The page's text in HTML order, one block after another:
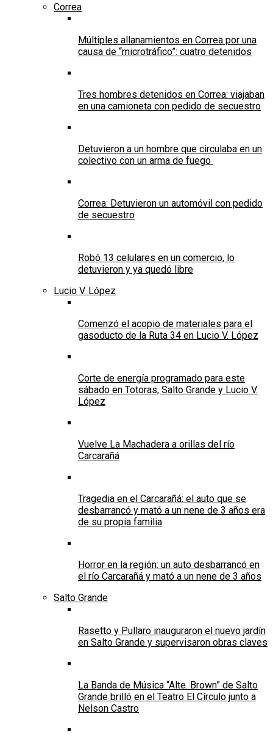
Correa
Múltiples allanamientos en Correa por una
causa de “microtráfico”: cuatro detenidos
Tres hombres detenidos en Correa: viajaban
en una camioneta con pedido de secuestro
Detuvieron a un hombre que circulaba en un
colectivo con un arma de fuego
Correa: Detuvieron un automóvil con pedido
de secuestro
Robó 13 celulares en un comercio, lo
detuvieron y ya quedó libre
Lucio V. López
Comenzó el acopio de materiales para el
gasoducto de la Ruta 34 en Lucio V. López
Corte de energía programado para este
sábado en Totoras, Salto Grande y Lucio V.
López
Vuelve La Machadera a orillas del río
Carcarañá
Tragedia en el Carcarañá: el auto que se
desbarrancó y mató a un nene de 3 años era
de su propia familia
Horror en la región: un auto desbarrancó en
el río Carcarañá y mató a un nene de 3 años
Salto Grande
Rasetto y Pullaro inauguraron el nuevo jardín
en Salto Grande y supervisaron obras claves
La Banda de Música “Alte. Brown” de Salto
Grande brilló en el Teatro El Círculo junto a
Nelson Castro